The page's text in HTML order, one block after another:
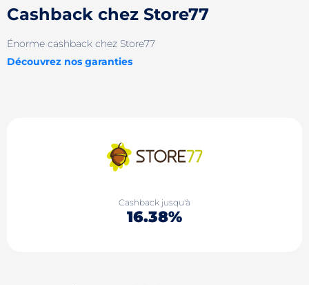
Cashback chez Store77
Énorme cashback chez Store77
Découvrez nos garanties
Cashback jusqu'à
16.38%